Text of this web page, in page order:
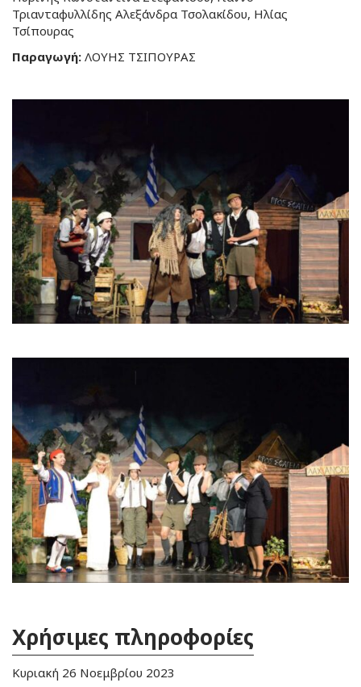
Τριανταφυλλίδης Αλεξάνδρα Τσολακίδου, Ηλίας
Τσίπουρας
Παραγωγή: ΛΟΥΗΣ ΤΣΙΠΟΥΡΑΣ
Χρήσιμες πληροφορίες
Κυριακή 26 Νοεμβρίου 2023